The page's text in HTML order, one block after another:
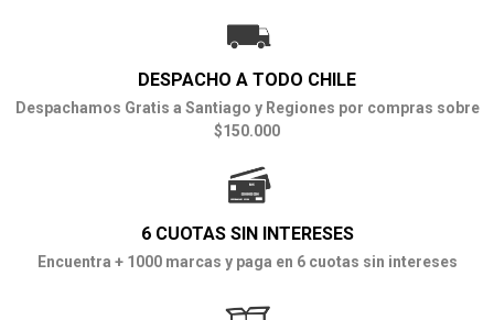
DESPACHO A TODO CHILE
Despachamos Gratis a Santiago y Regiones por compras sobre
$150.000
6 CUOTAS SIN INTERESES
Encuentra + 1000 marcas y paga en 6 cuotas sin intereses